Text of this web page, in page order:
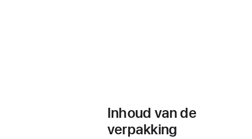
Inhoud van de
verpakking